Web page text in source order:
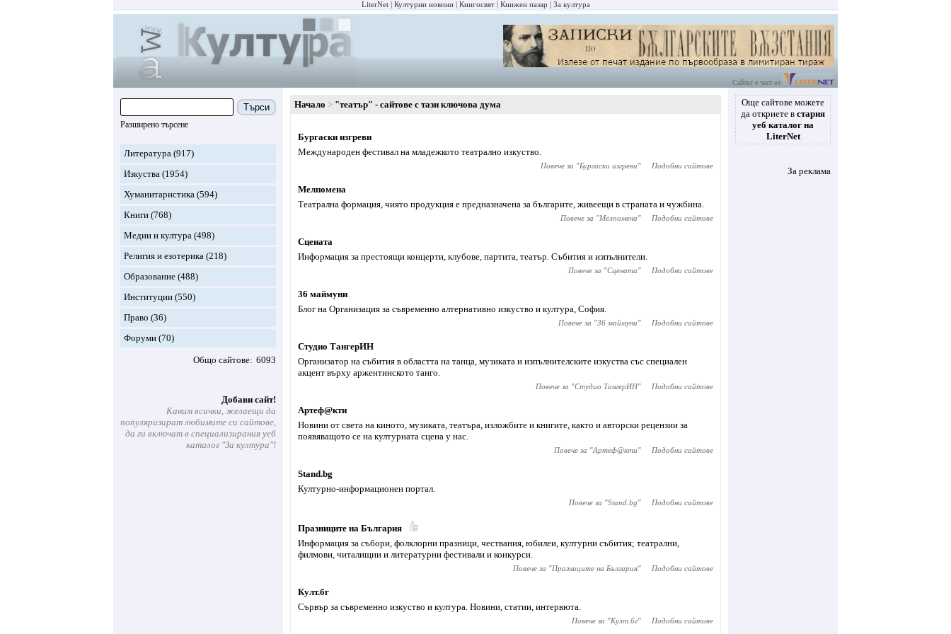
LiterNet Културни новини Книгосвят Книжен пазар За култура
Сайтът е част от
Търси
Разширено търсене
Литература (917)
Изкуства (1954)
Хуманитаристика (594)
Книги (768)
Медии и култура (498)
Религия и езотерика (218)
Образование (488)
Институции (550)
Право (36)
Форуми (70)
Общо сайтове 6093
Добави сайт!
Каним всички, желаещи да
популяризират любимите си сайтове,
да ги включат в специализирания уеб
каталог "За култура"!
Начало "театър" - сайтове с тази ключова дума
Бургаски изгреви
Международен фестивал на младежкото театрално изкуство.
Повече за "Бургаски изгреви" Подобни сайтове
Мелпомена
Театрална формация, чиято продукция е предназначена за българите, живеещи в страната и чужбина.
Повече за "Мелпомена" Подобни сайтове
Сцената
Информация за престоящи концерти, клубове, партита, театър. Събития и изпълнители.
Повече за "Сцената" Подобни сайтове
36 маймуни
Блог на Организация за съвременно алтернативно изкуство и култура, София.
Повече за "36 маймуни" Подобни сайтове
Студио ТангерИН
Организатор на събития в областта на танца, музиката и изпълнителските изкуства със специален
акцент върху аржентинското танго.
Повече за "Студио ТангерИН" Подобни сайтове
Артеф@кти
Новини от света на киното, музиката, театъра, изложбите и книгите, както и авторски рецензии за
появяващото се на културната сцена у нас.
Повече за "Артеф@кти" Подобни сайтове
Stand.bg
Културно-информационен портал.
Повече за "Stand.bg" Подобни сайтове
Празниците на България
Информация за събори, фолклорни празници, чествания, юбилеи, културни събития; театрални,
филмови, читалищни и литературни фестивали и конкурси.
Повече за "Празниците на България" Подобни сайтове
Култ.бг
Сървър за съвременно изкуство и култура. Новини, статии, интервюта.
Повече за "Култ.бг" Подобни сайтове
Още сайтове можете
да откриете в стария
уеб каталог на
LiterNet
За реклама